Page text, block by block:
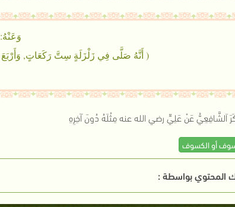
وَعَنْهُ:
( أَنَّهُ صَلَّى فِي زَلْزَلَةٍ سِتَّ رَكَعَاتٍ, وَأَرْبَعَ
اَلشَّافِعِيُّ عَنْ عَلِيٍّ رضي الله عنه مِثْلَهُ دُونَ آخِرِهِ
أو الكسوف
المحتوي بواسطة :